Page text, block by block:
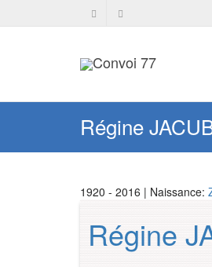
Régine
1920 - 2016 | Naissance:
Régine